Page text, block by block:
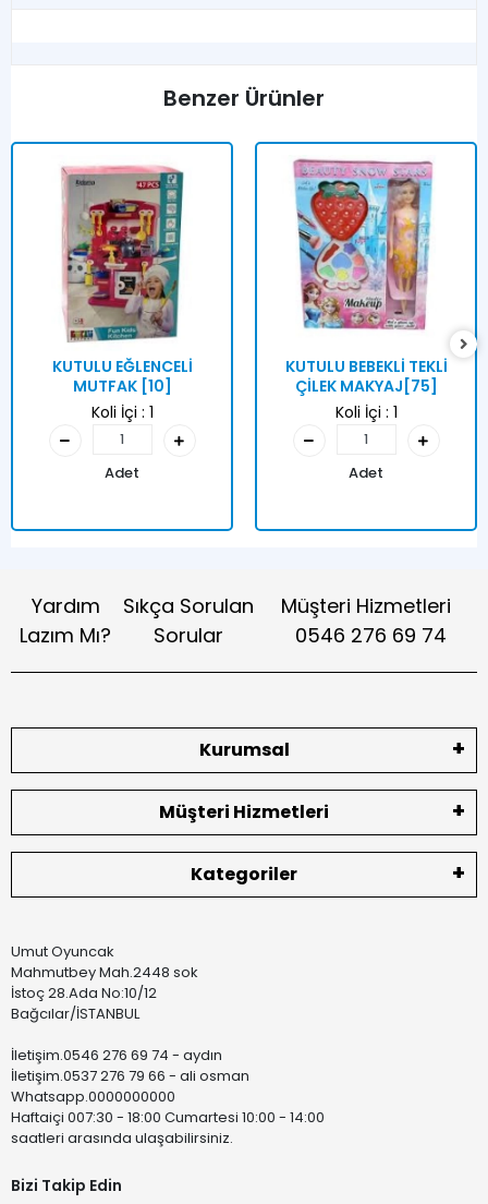
Benzer Ürünler
KUTULU EĞLENCELİ
MUTFAK [10]
Koli İçi : 1
Adet
KUTULU BEBEKLİ TEKLİ
ÇİLEK MAKYAJ[75]
Koli İçi : 1
Adet
Yardım
Lazım Mı?
Sıkça Sorulan
Sorular
Müşteri Hizmetleri
0546 276 69 74
Kurumsal
Müşteri Hizmetleri
Kategoriler
Umut Oyuncak
Mahmutbey Mah.2448 sok
İstoç 28.Ada No:10/12
Bağcılar/İSTANBUL
İletişim.0546 276 69 74 - aydın
İletişim.0537 276 79 66 - ali osman
Whatsapp.0000000000
Haftaiçi 007:30 - 18:00 Cumartesi 10:00 - 14:00
saatleri arasında ulaşabilirsiniz.
Bizi Takip Edin